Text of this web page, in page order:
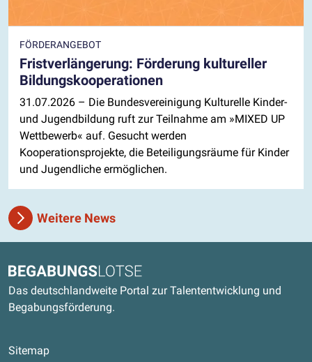
FÖRDERANGEBOT
Fristverlängerung: Förderung kultureller
Bildungskooperationen
31.07.2026 – Die Bundesvereinigung Kulturelle Kinder-
und Jugendbildung ruft zur Teilnahme am »MIXED UP
Wettbewerb« auf. Gesucht werden
Kooperationsprojekte, die Beteiligungsräume für Kinder
und Jugendliche ermöglichen.
Weitere News
Begabungslotse
Das deutschlandweite Portal zur Talententwicklung und
Begabungsförderung.
Sitemap